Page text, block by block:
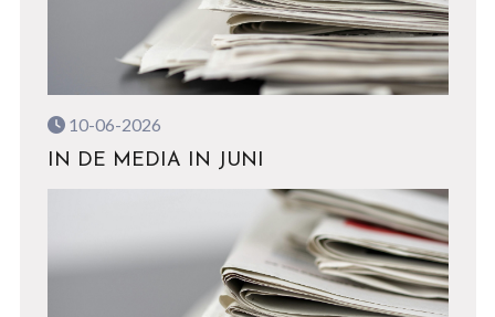
10-06-2026
IN DE MEDIA IN JUNI